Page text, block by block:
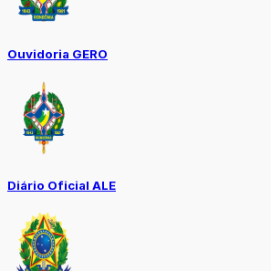
Ouvidoria GERO
Diário Oficial ALE